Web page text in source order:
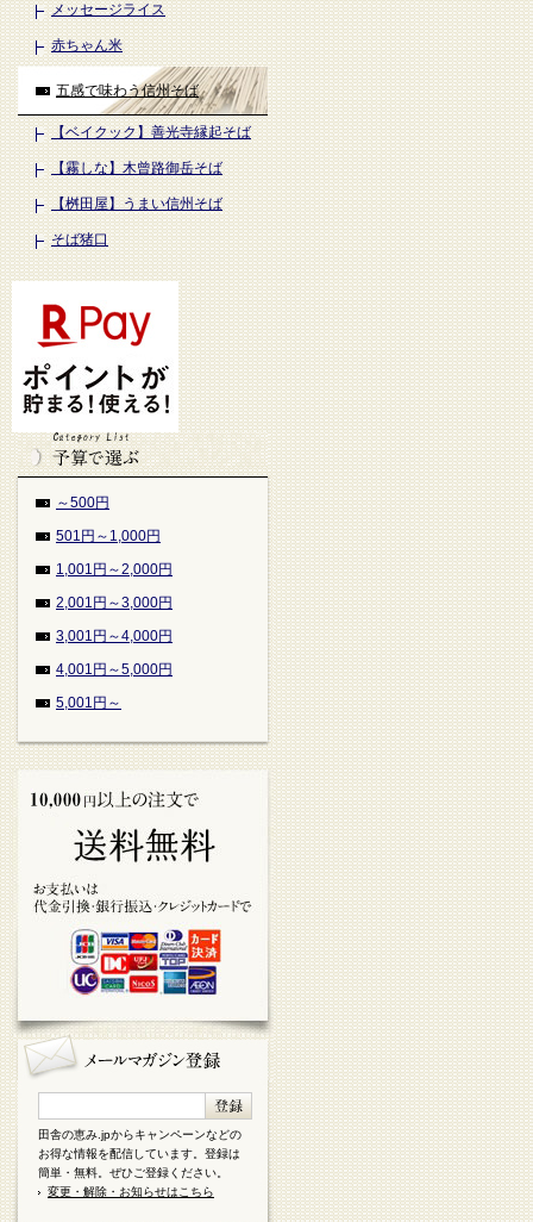
メッセージライス
赤ちゃん米
五感で味わう信州そば
【ベイクック】善光寺縁起そば
【霧しな】木曾路御岳そば
【桝田屋】うまい信州そば
そば猪口
～500円
501円～1,000円
1,001円～2,000円
2,001円～3,000円
3,001円～4,000円
4,001円～5,000円
5,001円～
田舎の恵み.jpからキャンペーンなどの
お得な情報を配信しています。登録は
簡単・無料。ぜひご登録ください。
変更・解除・お知らせはこちら